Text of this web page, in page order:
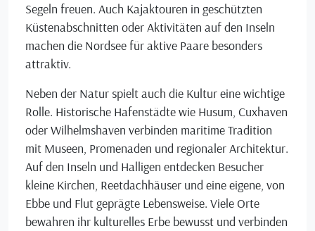
Segeln freuen. Auch Kajaktouren in geschützten
Küstenabschnitten oder Aktivitäten auf den Inseln
machen die Nordsee für aktive Paare besonders
attraktiv.
Neben der Natur spielt auch die Kultur eine wichtige
Rolle. Historische Hafenstädte wie Husum, Cuxhaven
oder Wilhelmshaven verbinden maritime Tradition
mit Museen, Promenaden und regionaler Architektur.
Auf den Inseln und Halligen entdecken Besucher
kleine Kirchen, Reetdachhäuser und eine eigene, von
Ebbe und Flut geprägte Lebensweise. Viele Orte
bewahren ihr kulturelles Erbe bewusst und verbinden